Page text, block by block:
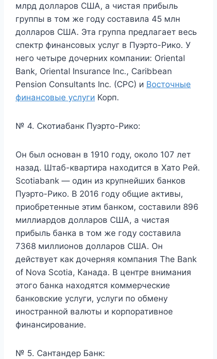
млрд долларов США, а чистая прибыль
группы в том же году составила 45 млн
долларов США. Эта группа предлагает весь
спектр финансовых услуг в Пуэрто-Рико. У
него четыре дочерних компании: Oriental
Bank, Oriental Insurance Inc., Caribbean
Pension Consultants Inc. (CPC) и Восточные
финансовые услуги Корп.
№ 4. Скотиабанк Пуэрто-Рико:
Он был основан в 1910 году, около 107 лет
назад. Штаб-квартира находится в Хато Рей.
Scotiabank — один из крупнейших банков
Пуэрто-Рико. В 2016 году общие активы,
приобретенные этим банком, составили 896
миллиардов долларов США, а чистая
прибыль банка в том же году составила
7368 миллионов долларов США. Он
действует как дочерняя компания The Bank
of Nova Scotia, Канада. В центре внимания
этого банка находятся коммерческие
банковские услуги, услуги по обмену
иностранной валюты и корпоративное
финансирование.
№ 5. Сантандер Банк: